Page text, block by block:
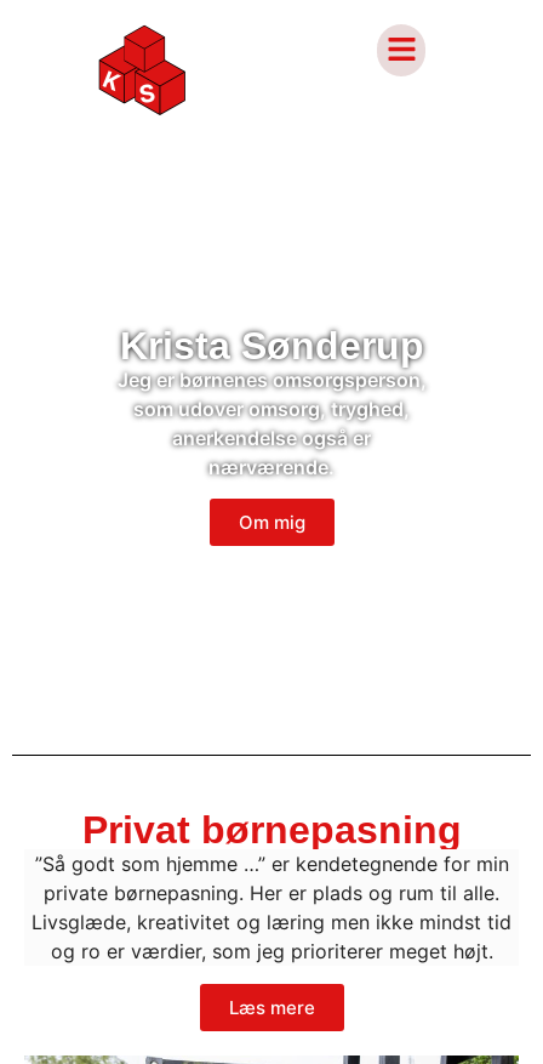
Krista Sønderup
Jeg er børnenes omsorgsperson,
som udover omsorg, tryghed,
anerkendelse også er
nærværende.
Om mig
Privat børnepasning
”Så godt som hjemme …” er kendetegnende for min
private børnepasning. Her er plads og rum til alle.
Livsglæde, kreativitet og læring men ikke mindst tid
og ro er værdier, som jeg prioriterer meget højt.
Læs mere